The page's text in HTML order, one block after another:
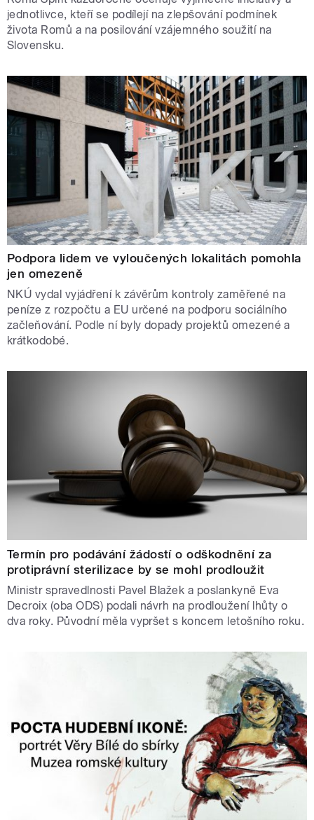
jednotlivce, kteří se podílejí na zlepšování podmínek
života Romů a na posilování vzájemného soužití na
Slovensku.
Podpora lidem ve vyloučených lokalitách pomohla
jen omezeně
NKÚ vydal vyjádření k závěrům kontroly zaměřené na
peníze z rozpočtu a EU určené na podporu sociálního
začleňování. Podle ní byly dopady projektů omezené a
krátkodobé.
Termín pro podávání žádostí o odškodnění za
protiprávní sterilizace by se mohl prodloužit
Ministr spravedlnosti Pavel Blažek a poslankyně Eva
Decroix (oba ODS) podali návrh na prodloužení lhůty o
dva roky. Původní měla vypršet s koncem letošního roku.